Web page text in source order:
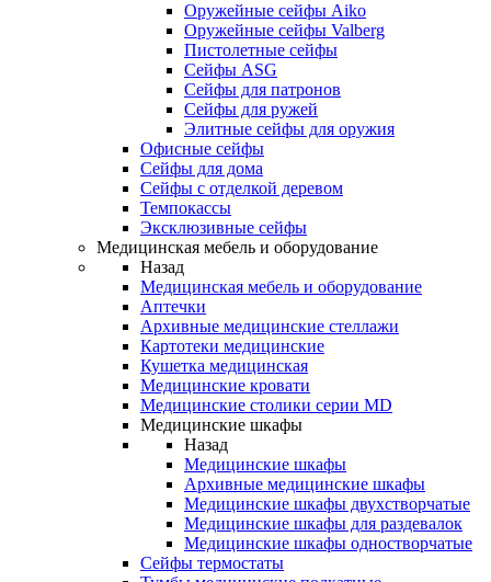
Оружейные сейфы Aiko
Оружейные сейфы Valberg
Пистолетные сейфы
Сейфы ASG
Сейфы для патронов
Сейфы для ружей
Элитные сейфы для оружия
Офисные сейфы
Сейфы для дома
Сейфы с отделкой деревом
Темпокассы
Эксклюзивные сейфы
Медицинская мебель и оборудование
Назад
Медицинская мебель и оборудование
Аптечки
Архивные медицинские стеллажи
Картотеки медицинские
Кушетка медицинская
Медицинские кровати
Медицинские столики серии MD
Медицинские шкафы
Назад
Медицинские шкафы
Архивные медицинские шкафы
Медицинские шкафы двухстворчатые
Медицинские шкафы для раздевалок
Медицинские шкафы одностворчатые
Сейфы термостаты